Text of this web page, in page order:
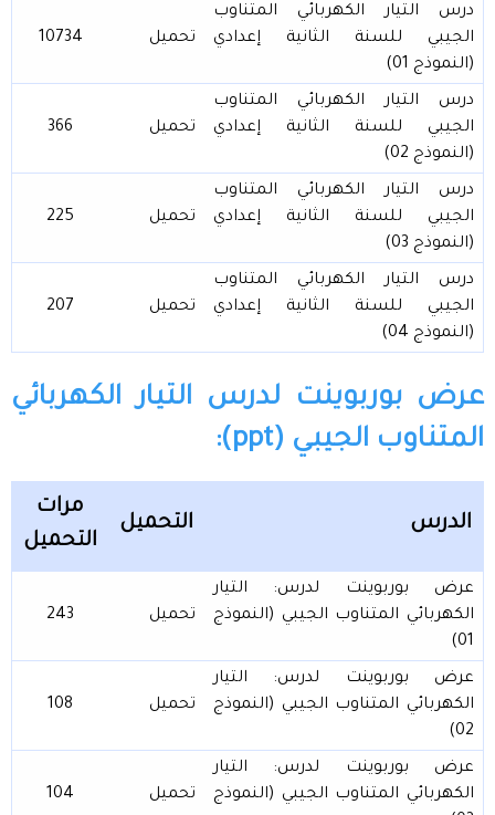
درس التيار الكهربائي المتناوب
الجيبي للسنة الثانية إعدادي
(النموذج 01)
تحميل 10734
درس التيار الكهربائي المتناوب
الجيبي للسنة الثانية إعدادي
(النموذج 02)
تحميل 366
درس التيار الكهربائي المتناوب
الجيبي للسنة الثانية إعدادي
(النموذج 03)
تحميل 225
درس التيار الكهربائي المتناوب
الجيبي للسنة الثانية إعدادي
(النموذج 04)
تحميل 207
عرض بوربوينت لدرس التيار الكهربائي
المتناوب الجيبي (ppt):
الدرس التحميل
مرات
التحميل
عرض بوربوينت لدرس: التيار
الكهربائي المتناوب الجيبي (النموذج
01)
تحميل 243
عرض بوربوينت لدرس: التيار
الكهربائي المتناوب الجيبي (النموذج
02)
تحميل 108
عرض بوربوينت لدرس: التيار
الكهربائي المتناوب الجيبي (النموذج
تحميل 104